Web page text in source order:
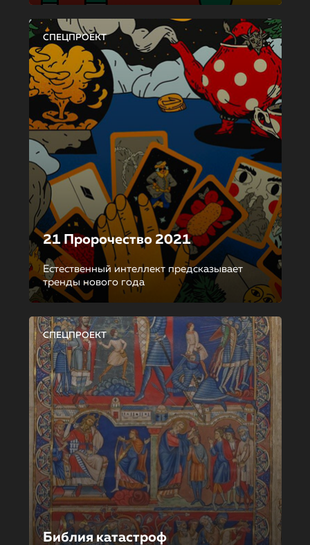
СПЕЦПРОЕКТ
21 Пророчество 2021
Естественный интеллект предсказывает
тренды нового года
СПЕЦПРОЕКТ
Библия катастроф